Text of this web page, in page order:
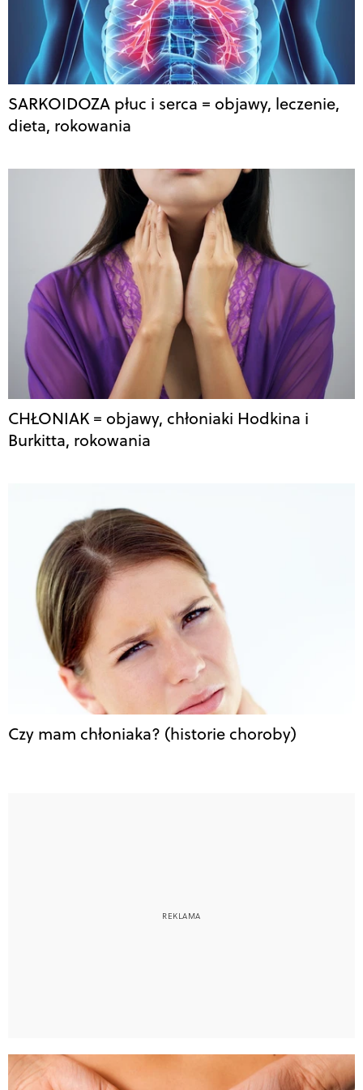
SARKOIDOZA płuc i serca = objawy, leczenie,
dieta, rokowania
CHŁONIAK = objawy, chłoniaki Hodkina i
Burkitta, rokowania
Czy mam chłoniaka? (historie choroby)